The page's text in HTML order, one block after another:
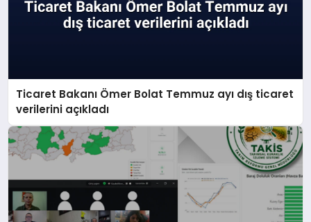
Ticaret Bakanı Ömer Bolat Temmuz ayı dış ticaret
verilerini açıkladı